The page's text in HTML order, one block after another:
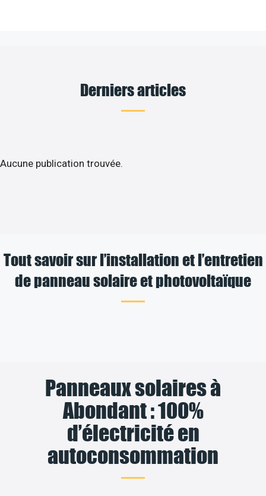
Derniers articles
Aucune publication trouvée.
Tout savoir sur l’installation et l’entretien
de panneau solaire et photovoltaïque
Panneaux solaires à
Abondant : 100%
d’électricité en
autoconsommation